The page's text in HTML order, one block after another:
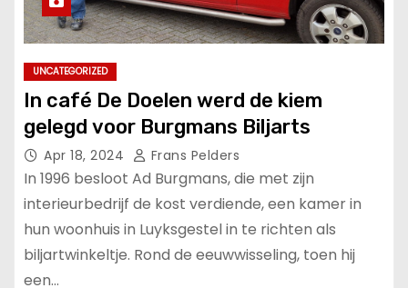
UNCATEGORIZED
In café De Doelen werd de kiem
gelegd voor Burgmans Biljarts
Apr 18, 2024 Frans Pelders
In 1996 besloot Ad Burgmans, die met zijn
interieurbedrijf de kost verdiende, een kamer in
hun woonhuis in Luyksgestel in te richten als
biljartwinkeltje. Rond de eeuwwisseling, toen hij
een…